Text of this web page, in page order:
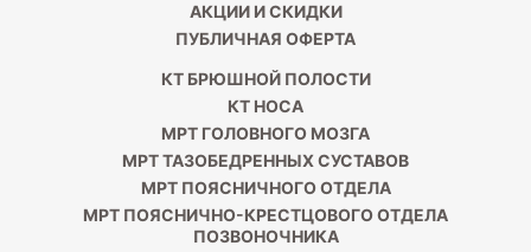
АКЦИИ И СКИДКИ
ПУБЛИЧНАЯ ОФЕРТА
КТ БРЮШНОЙ ПОЛОСТИ
КТ НОСА
МРТ ГОЛОВНОГО МОЗГА
МРТ ТАЗОБЕДРЕННЫХ СУСТАВОВ
МРТ ПОЯСНИЧНОГО ОТДЕЛА
МРТ ПОЯСНИЧНО-КРЕСТЦОВОГО ОТДЕЛА
ПОЗВОНОЧНИКА